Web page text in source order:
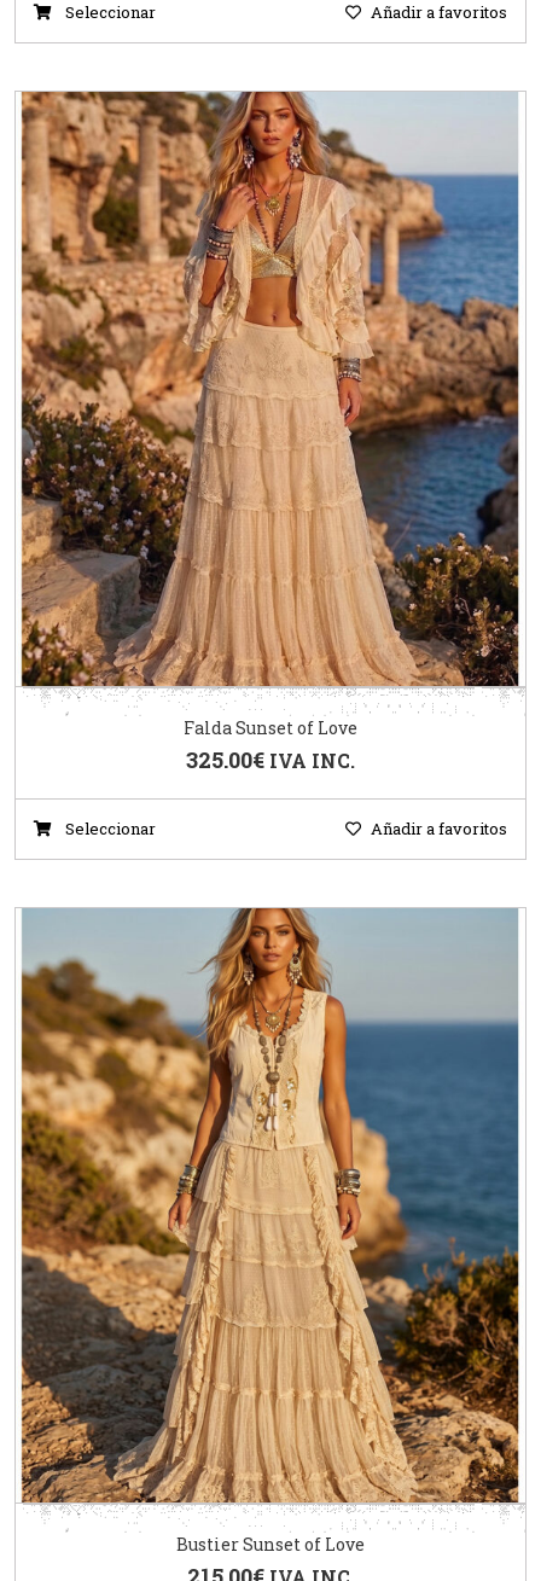
Seleccionar Añadir a favoritos
Falda Sunset of Love
325.00€ IVA INC.
Seleccionar Añadir a favoritos
Bustier Sunset of Love